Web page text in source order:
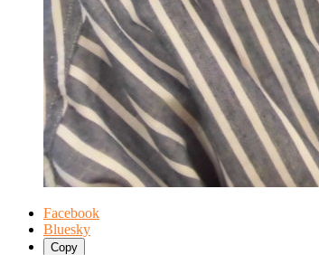
Facebook
Bluesky
Copy